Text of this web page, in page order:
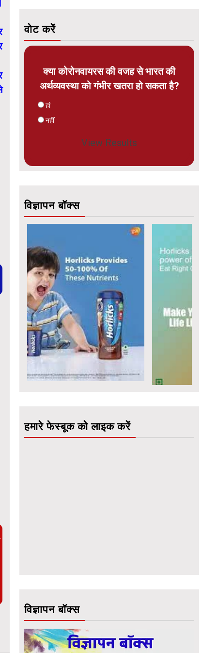
वोट करें
क्या कोरोनवायरस की वजह से भारत की
अर्थव्यवस्था को गंभीर खतरा हो सकता है?
हां
नहीं
View Results
विज्ञापन बॉक्स
हमारे फेस्बूक को लाइक करें
विज्ञापन बॉक्स